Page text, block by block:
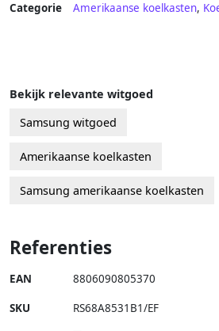
Categorie Amerikaanse koelkasten,
Bekijk relevante witgoed
Samsung witgoed
Amerikaanse koelkasten
Samsung amerikaanse koelkasten
Referenties
EAN 8806090805370
SKU RS68A8531B1/EF